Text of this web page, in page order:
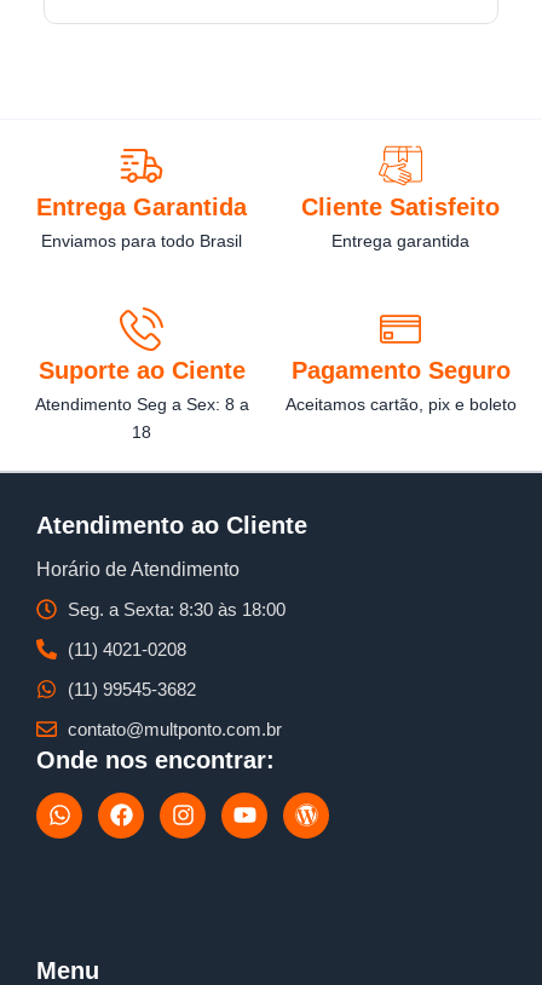
Entrega Garantida
Enviamos para todo Brasil
Cliente Satisfeito
Entrega garantida
Suporte ao Ciente
Atendimento Seg a Sex: 8 a
18
Pagamento Seguro
Aceitamos cartão, pix e boleto
Atendimento ao Cliente
Horário de Atendimento
Seg. a Sexta: 8:30 às 18:00
(11) 4021-0208
(11) 99545-3682
contato@multponto.com.br
Onde nos encontrar:
W
h
p
F
a
I
n
Y
o
W
o
Menu